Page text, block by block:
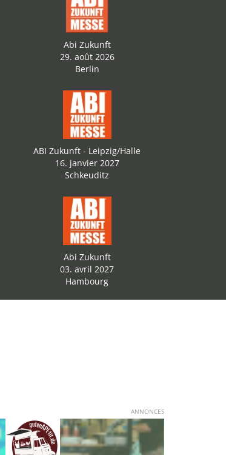
Abi Zukunft
29. août 2026
Berlin
ABI Zukunft - Leipzig/Halle
16. janvier 2027
Schkeuditz
Abi Zukunft
03. avril 2027
Hambourg
ANNONCES